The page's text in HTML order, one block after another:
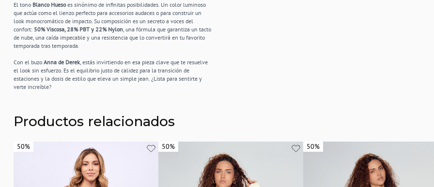
El tono Blanco Huesoes sinónimo de infinitas posibilidades. Un color luminoso
que actúa como el lienzo perfecto para accesorios audaces o para construir un
look monocromático de impacto. Su composición es un secreto a voces del
confort: 50% Viscosa, 28% PBT y 22% Nylon , una fórmula que garantiza un tacto
de nube, una caída impecable y una resistencia que lo convertirá en tu favorito
temporada tras temporada.
Con el buzo Anna de Derek , estás invirtiendo en esa pieza clave que te resuelve
el look sin esfuerzo. Es el equilibrio justo de calidez para la transición de
estaciones y la dosis de estilo que eleva un simple jean. ¿Lista para sentirte y
verte increíble?
Productos relacionados
50%
50% 50%
50% 50%
50%